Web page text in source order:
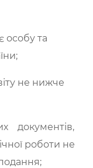
особу та
не нижче
документів,
роботи не